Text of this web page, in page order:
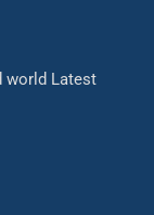
world Latest